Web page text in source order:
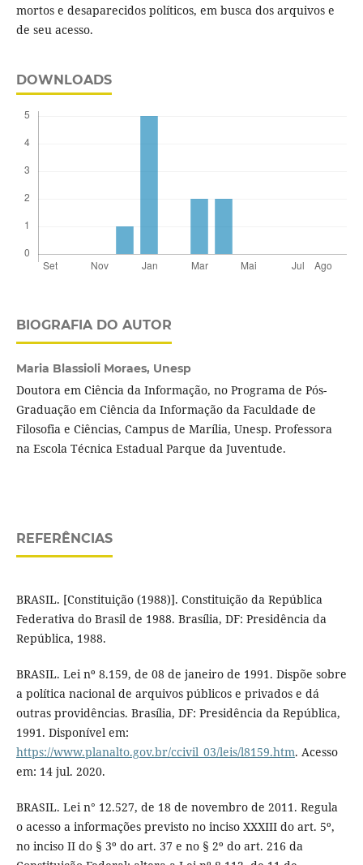
mortos e desaparecidos políticos, em busca dos arquivos e
de seu acesso.
DOWNLOADS
BIOGRAFIA DO AUTOR
Maria Blassioli Moraes, Unesp
Doutora em Ciência da Informação, no Programa de Pós-
Graduação em Ciência da Informação da Faculdade de
Filosofia e Ciências, Campus de Marília, Unesp. Professora
na Escola Técnica Estadual Parque da Juventude.
REFERÊNCIAS
BRASIL. [Constituição (1988)]. Constituição da República
Federativa do Brasil de 1988. Brasília, DF: Presidência da
República, 1988.
BRASIL. Lei nº 8.159, de 08 de janeiro de 1991. Dispõe sobre
a política nacional de arquivos públicos e privados e dá
outras providências. Brasília, DF: Presidência da República,
1991. Disponível em:
https://www.planalto.gov.br/ccivil_03/leis/l8159.htm. Acesso
em: 14 jul. 2020.
BRASIL. Lei n° 12.527, de 18 de novembro de 2011. Regula
o acesso a informações previsto no inciso XXXIII do art. 5º,
no inciso II do § 3º do art. 37 e no § 2º do art. 216 da